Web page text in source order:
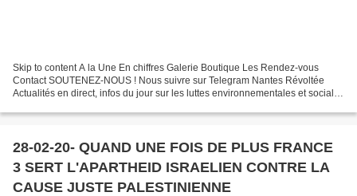
Skip to content A la Une En chiffres Galerie Boutique Les Rendez-vous
Contact SOUTENEZ-NOUS ! Nous suivre sur Telegram Nantes Révoltée
Actualités en direct, infos du jour sur les luttes environnementales et sociales
28-02-20- QUAND UNE FOIS DE PLUS FRANCE
3 SERT L'APARTHEID ISRAELIEN CONTRE LA
CAUSE JUSTE PALESTINIENNE